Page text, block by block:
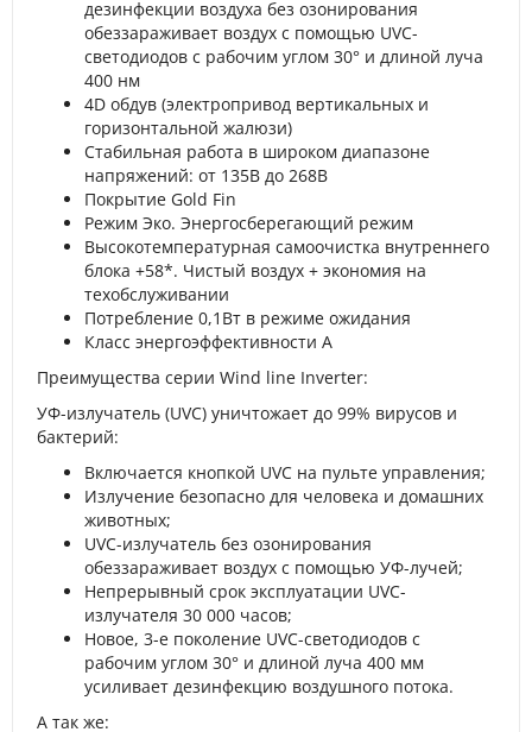
дезинфекции воздуха без озонирования
обеззараживает воздух с помощью UVC-
светодиодов с рабочим углом 30° и длиной луча
400 нм
4D обдув (электропривод вертикальных и
горизонтальной жалюзи)
Стабильная работа в широком диапазоне
напряжений: от 135В до 268В
Покрытие Gold Fin
Режим Эко. Энергосберегающий режим
Высокотемпературная самоочистка внутреннего
блока +58*. Чистый воздух + экономия на
техобслуживании
Потребление 0,1Вт в режиме ожидания
Класс энергоэффективности A
Преимущества серии Wind line Inverter:
УФ-излучатель (UVC) уничтожает до 99% вирусов и
бактерий:
Включается кнопкой UVC на пульте управления;
Излучение безопасно для человека и домашних
животных;
UVC-излучатель без озонирования
обеззараживает воздух с помощью УФ-лучей;
Непрерывный срок эксплуатации UVC-
излучателя 30 000 часов;
Новое, 3-е поколение UVC-светодиодов с
рабочим углом 30° и длиной луча 400 мм
усиливает дезинфекцию воздушного потока.
А так же: